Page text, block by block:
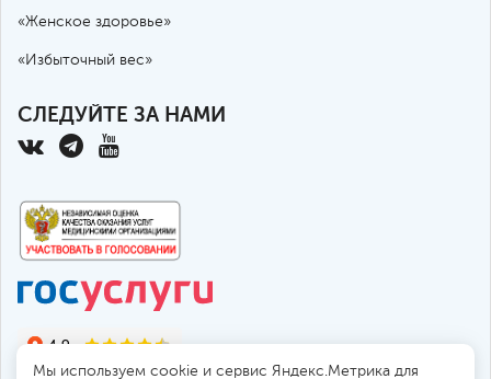
«Женское здоровье»
«Избыточный вес»
СЛЕДУЙТЕ ЗА НАМИ
Мы используем cookie и сервис Яндекс.Метрика для